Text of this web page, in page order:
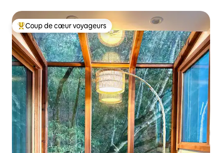
Coups de cœur voyageurs les plus appréciés
Coup de cœur voyageurs